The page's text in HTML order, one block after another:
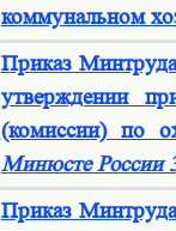
коммунальном
Приказ
утверждении
(комиссии) по
Минюсте России
Приказ